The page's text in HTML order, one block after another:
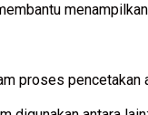
proses pencetakan